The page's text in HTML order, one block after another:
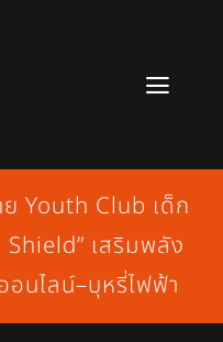
Youth Club เด็ก
เสริมพลัง
นไลน์–บุหรี่ไฟฟ้า